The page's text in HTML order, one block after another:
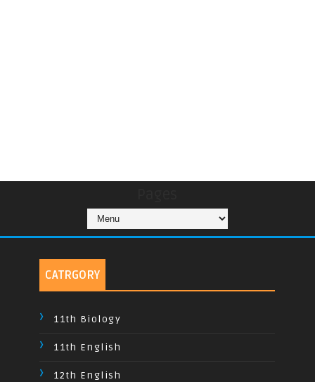
CATRGORY
11th Biology
11th English
12th English